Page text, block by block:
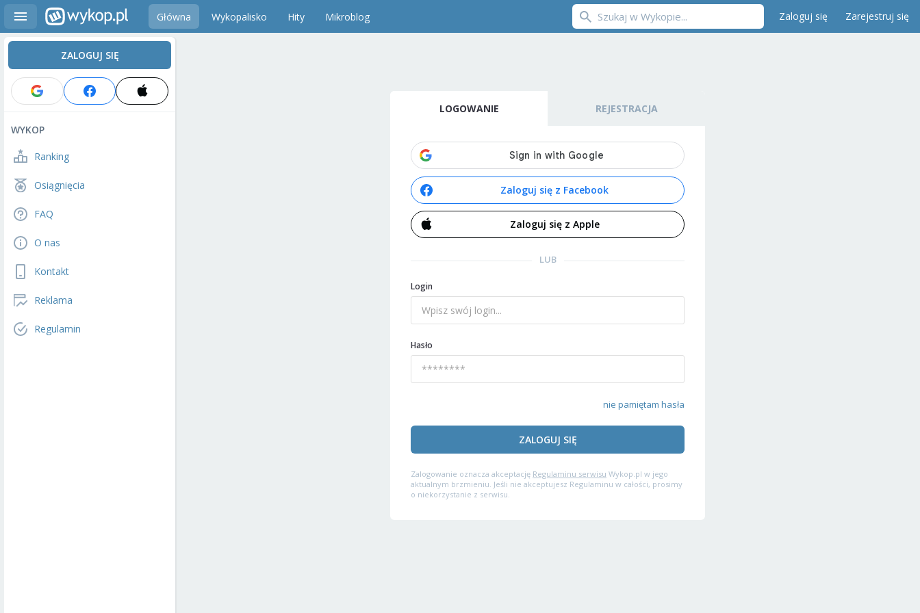
Główna Wykopalisko Hity Mikroblog Zaloguj się Zarejestruj się
ZALOGUJ SIĘ
WYKOP
Ranking
Osiągnięcia
FAQ
O nas
Kontakt
Reklama
Regulamin
LOGOWANIE REJESTRACJA
Zaloguj się z Facebook
Zaloguj się z Apple
LUB
Login
Hasło
nie pamiętam hasła
ZALOGUJ SIĘ
Zalogowanie oznacza akceptację Regulaminu serwisu Wykop.pl w jego
aktualnym brzmieniu. Jeśli nie akceptujesz Regulaminu w całości, prosimy
o niekorzystanie z serwisu.